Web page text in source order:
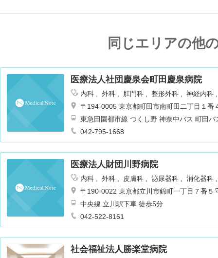
同じエリアの他
医療法人社団慶泉会町田慶泉病院
内科 外科 肛門科 整形外科
神経内科
ョン
腎臓内科・外科 麻酔科
〒194-0005 東京都町田市南町田二丁目１番
東急田園都市線 つくし野 神奈中バス 町田
042-795-1668
医療法人財団川野病院
内科 外科 皮膚科 泌尿器科
消化器科
リテーション
肛門科 神経内科
〒190-0022 東京都立川市錦町一丁目７番５
中央線 立川駅下車 徒歩5分
042-522-8161
社会福祉法人勝楽堂病院